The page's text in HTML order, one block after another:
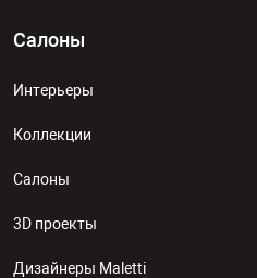
Салоны
Интерьеры
Коллекции
Салоны
3D проекты
Дизайнеры Maletti